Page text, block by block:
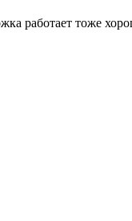
работает тоже